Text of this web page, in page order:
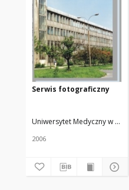
Serwis fotograficzny
Uniwersytet Medyczny w Łodzi
2006